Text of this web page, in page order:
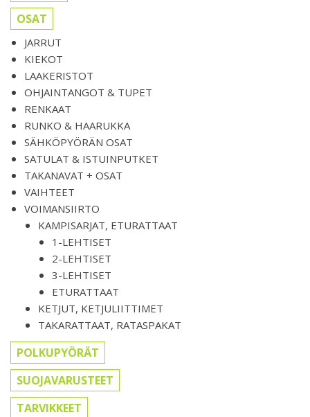
OSAT
JARRUT
KIEKOT
LAAKERISTOT
OHJAINTANGOT & TUPET
RENKAAT
RUNKO & HAARUKKA
SÄHKÖPYÖRÄN OSAT
SATULAT & ISTUINPUTKET
TAKANAVAT + OSAT
VAIHTEET
VOIMANSIIRTO
KAMPISARJAT, ETURATTAAT
1-LEHTISET
2-LEHTISET
3-LEHTISET
ETURATTAAT
KETJUT, KETJULIITTIMET
TAKARATTAAT, RATASPAKAT
POLKUPYÖRÄT
SUOJAVARUSTEET
TARVIKKEET